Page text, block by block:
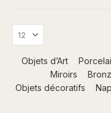
Objets d’Art
Miroirs
Objets décoratifs